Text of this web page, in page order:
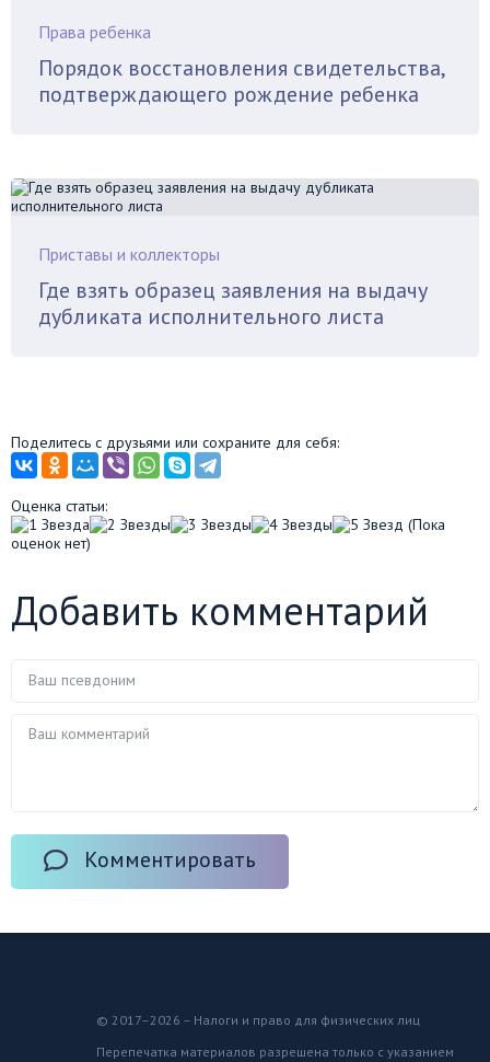
Права ребенка
Порядок восстановления свидетельства,
подтверждающего рождение ребенка
Приставы и коллекторы
Где взять образец заявления на выдачу
дубликата исполнительного листа
Поделитесь с друзьями или сохраните для себя:
Оценка статьи:
(Пока
оценок нет)
Добавить комментарий
Комментировать
© 2017–2026 – Налоги и право для физических лиц
Перепечатка материалов разрешена только с указанием